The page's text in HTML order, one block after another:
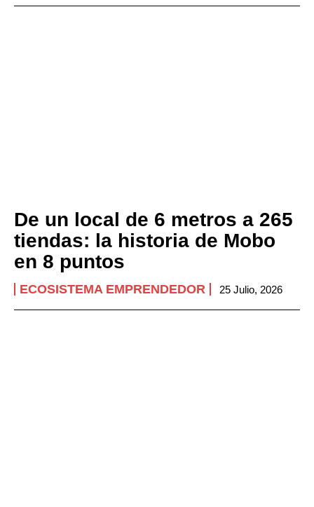
De un local de 6 metros a 265
tiendas: la historia de Mobo
en 8 puntos
ECOSISTEMA EMPRENDEDOR 25 Julio, 2026